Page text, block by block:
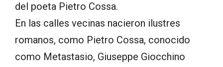
del poeta Pietro Cossa.
En las calles vecinas nacieron ilustres
romanos, como Pietro Cossa, conocido
como Metastasio, Giuseppe Giocchino